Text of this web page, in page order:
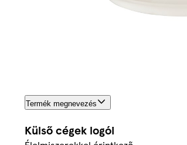
Termék megnevezés
Külső cégek logói